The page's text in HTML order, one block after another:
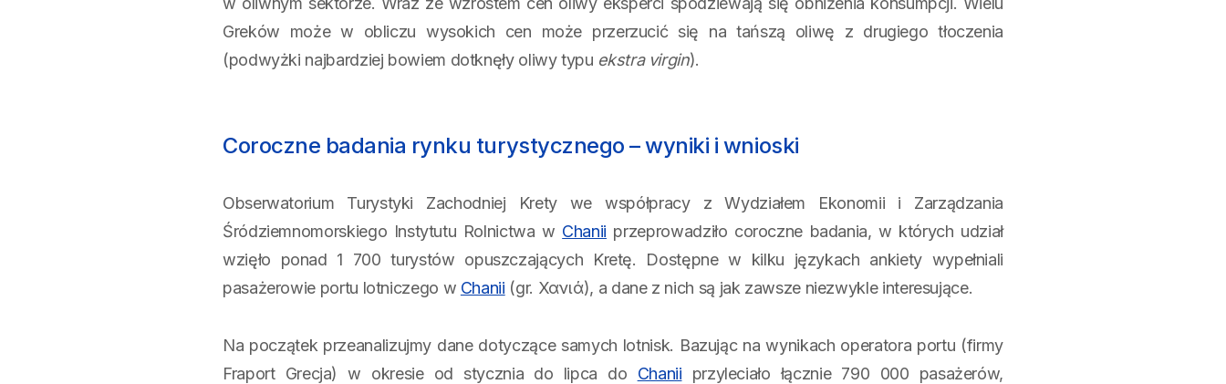
Greków może w obliczu wysokich cen może przerzucić się na tańszą oliwę z drugiego tłoczenia
(podwyżki najbardziej bowiem dotknęły oliwy typu ekstra virgin).
Coroczne badania rynku turystycznego – wyniki i wnioski
Obserwatorium Turystyki Zachodniej Krety we współpracy z Wydziałem Ekonomii i Zarządzania
Śródziemnomorskiego Instytutu Rolnictwa w Chanii przeprowadziło coroczne badania, w których udział
wzięło ponad 1 700 turystów opuszczających Kretę. Dostępne w kilku językach ankiety wypełniali
pasażerowie portu lotniczego w Chanii (gr. Χανιά), a dane z nich są jak zawsze niezwykle interesujące.
Na początek przeanalizujmy dane dotyczące samych lotnisk. Bazując na wynikach operatora portu (firmy
Fraport Grecja) w okresie od stycznia do lipca do Chanii przyleciało łącznie 790 000 pasażerów,